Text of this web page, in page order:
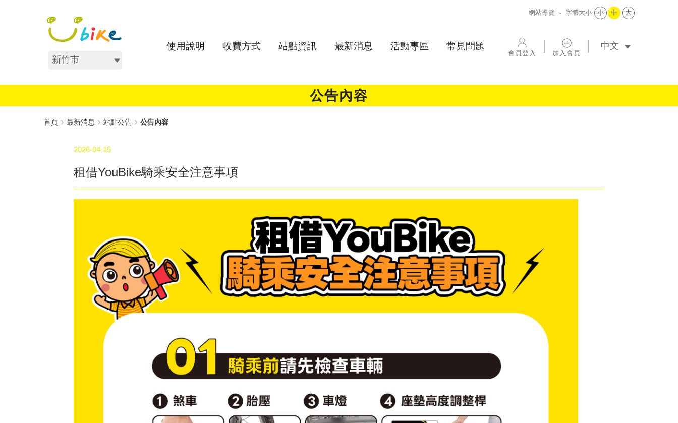
不分區
網站導覽 字體大小 小 中 大
使用說明 收費方式 站點資訊 最新消息 活動專區 常見問題 會員登入 加入會員
公告內容
首頁 最新消息 站點公告 公告內容
2026-04-15
租借YouBike騎乘安全注意事項